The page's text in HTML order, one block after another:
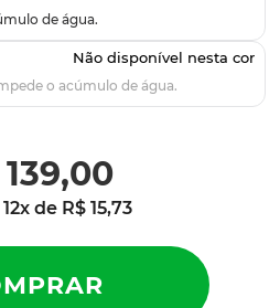
139,00
12x de R$ 15,73